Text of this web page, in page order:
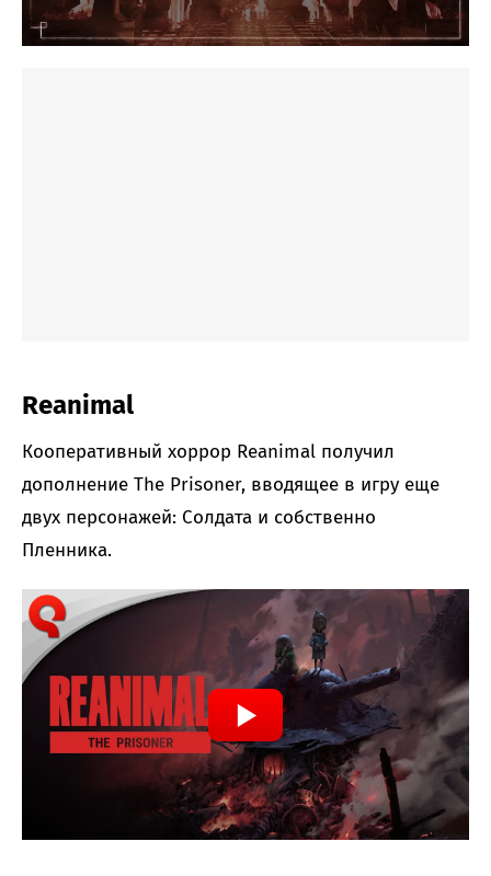
Reanimal
Кооперативный хоррор Reanimal получил
дополнение The Prisoner, вводящее в игру еще
двух персонажей: Солдата и собственно
Пленника.